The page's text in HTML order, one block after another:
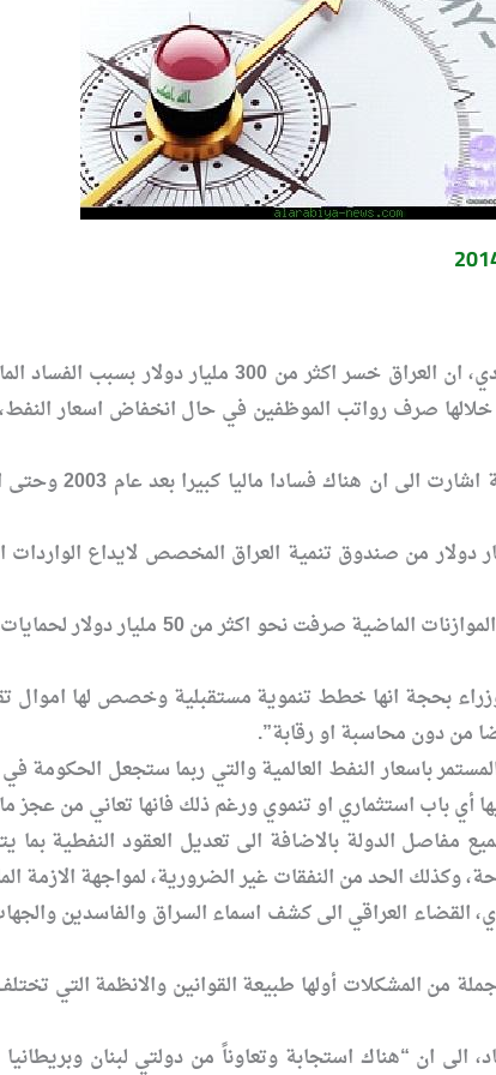
أكّد عدد من الخبراء والمختصين في الشأن المالي
صرف رواتب الموظفين في حال انخفاض اسعار
واضاف ان “حمايات المسؤولين اثقلت كاهل
من دون محاسبة او رقابة”.
باسعار النفط العالمية والتي ربما ستجعل
مفاصل الدولة بالاضافة الى تعديل العقود النفطية
وكذلك الحد من النفقات غير الضرورية، لمواجهة الازمة
القضاء العراقي الى كشف اسماء السراق والفاسدين
من المشكلات أولها طبيعة القوانين والانظمة التي
ان “هناك استجابة وتعاوناً من دولتي لبنان